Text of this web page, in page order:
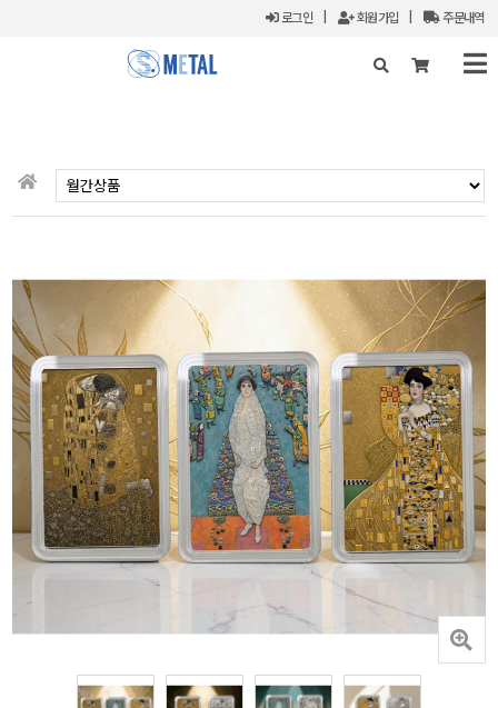
로그인| 회원가입 주문내역